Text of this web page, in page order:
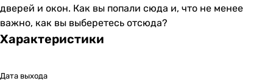
дверей и окон. Как вы попали сюда и, что не менее
важно, как вы выберетесь отсюда?
Характеристики
Дата выхода